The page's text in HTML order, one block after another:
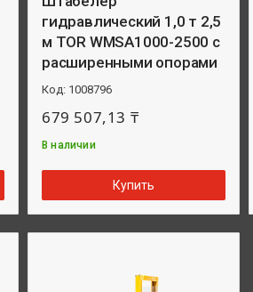
гидравлический 1,0 т 2,5
м TOR WMSA1000-2500 с
расширенными опорами
1008796
679 507,13 ₸
В наличии
Купить